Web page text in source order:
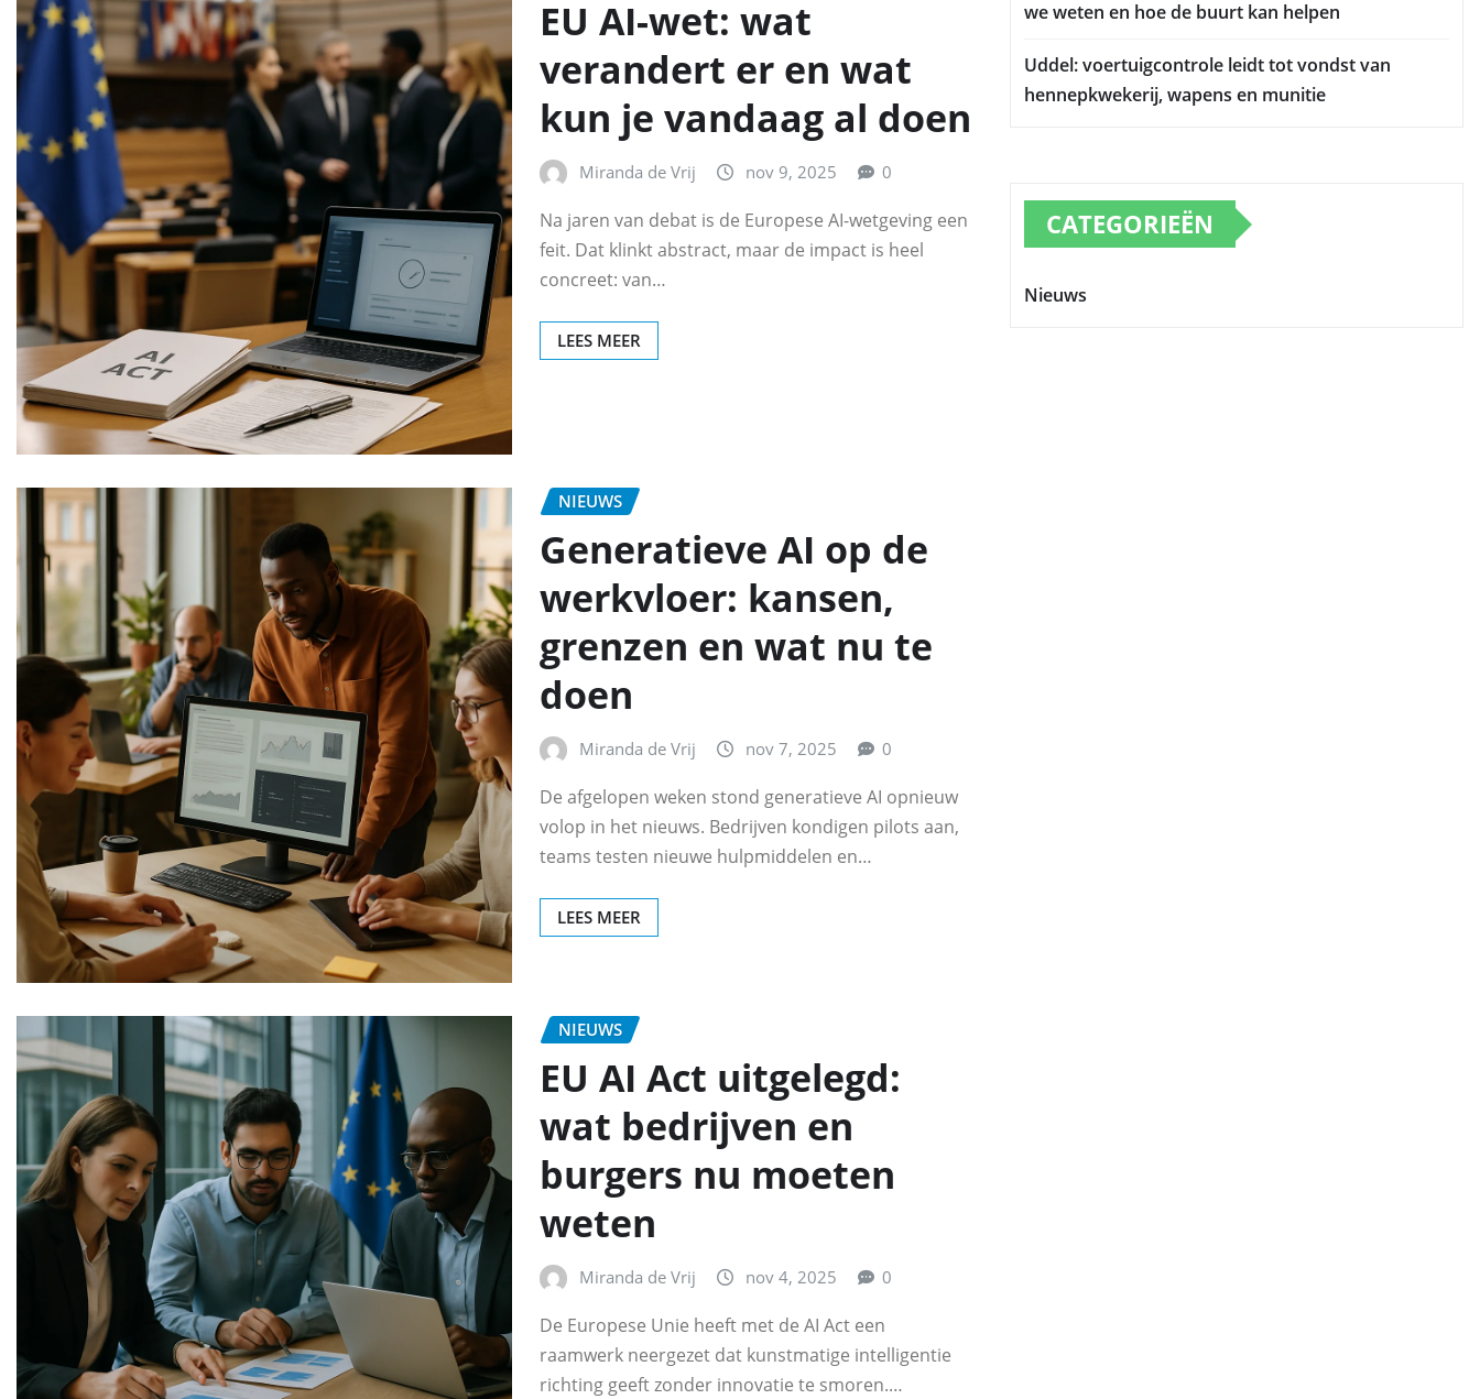
EU AI-wet: wat
verandert er en wat
kun je vandaag al doen
Miranda de Vrij nov 9, 2025 0
Na jaren van debat is de Europese AI-wetgeving een
feit. Dat klinkt abstract, maar de impact is heel
concreet: van…
LEES MEER
NIEUWS
Generatieve AI op de
werkvloer: kansen,
grenzen en wat nu te
doen
Miranda de Vrij nov 7, 2025 0
De afgelopen weken stond generatieve AI opnieuw
volop in het nieuws. Bedrijven kondigen pilots aan,
teams testen nieuwe hulpmiddelen en…
LEES MEER
NIEUWS
EU AI Act uitgelegd:
wat bedrijven en
burgers nu moeten
weten
Miranda de Vrij nov 4, 2025 0
De Europese Unie heeft met de AI Act een
raamwerk neergezet dat kunstmatige intelligentie
richting geeft zonder innovatie te smoren.…
we weten en hoe de buurt kan helpen
Uddel: voertuigcontrole leidt tot vondst van
hennepkwekerij, wapens en munitie
CATEGORIEËN
Nieuws